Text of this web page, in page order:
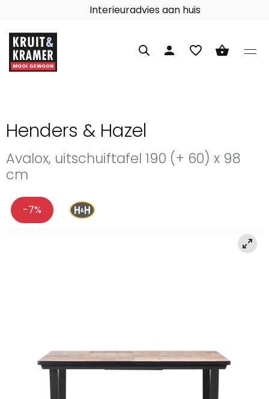
Interieuradvies aan huis
person favorite_border shopping_basket
Henders & Hazel
Avalox, uitschuiftafel 190 (+ 60) x 98
cm
-7%